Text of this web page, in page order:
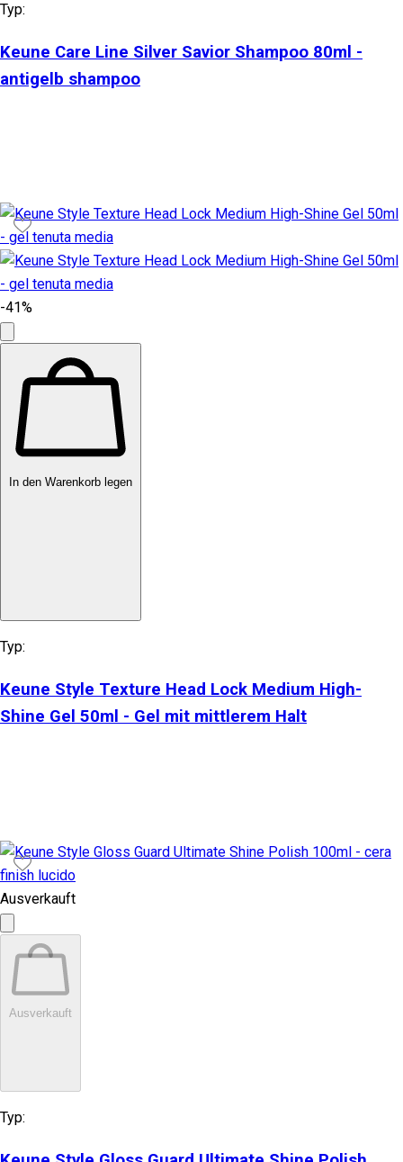
Typ:
Keune Care Line Silver Savior Shampoo 80ml -
antigelb shampoo
-41%
In den Warenkorb legen
Typ:
Keune Style Texture Head Lock Medium High-
Shine Gel 50ml - Gel mit mittlerem Halt
Ausverkauft
Ausverkauft
Typ: